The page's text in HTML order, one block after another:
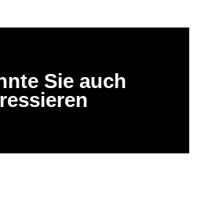
Sie auch